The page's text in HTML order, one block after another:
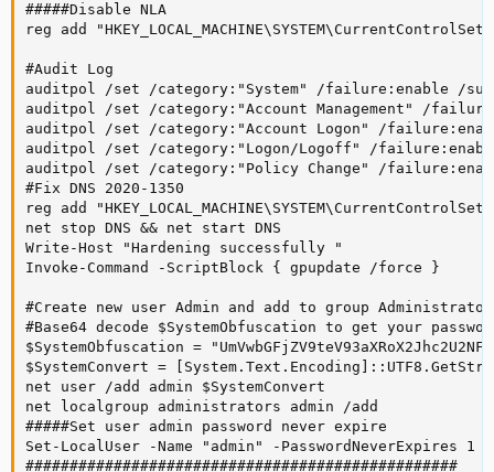
#####Disable NLA
reg add
#Audit Log
auditpol /set /category:"System" /failure:enable /
auditpol /set /category:"Account Management" /
auditpol /set /category:"Account Logon" /
auditpol /set /category:"Logon/Logoff" /
auditpol /set /category:"Policy Change" /
#Fix DNS 2020-1350
reg add
net stop DNS && net start DNS
Write-Host "Hardening successfully "
Invoke-Command -ScriptBlock { gpupdate /force }
#Create new user Admin and add to group
#Base64 decode $SystemObfuscation to get your
$SystemObfuscation =
$SystemConvert =
net user /add admin $SystemConvert
net localgroup administrators admin /add
#####Set user admin password never expire
Set-LocalUser -Name "admin" -PasswordNeverExpires 1
#################################################